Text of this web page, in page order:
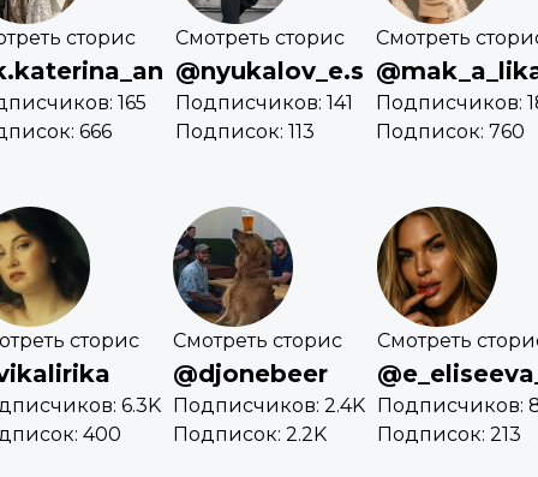
сторис
165
666
Смотреть сторис
@nyukalov_e.s
Подписчиков: 141
Подписок: 113
Смотреть
Подписчиков:
Подписок: 760
сторис
6.3K
400
Смотреть сторис
@djonebeer
Подписчиков: 2.4K
Подписок: 2.2K
Смотреть
Подписчиков:
Подписок: 213